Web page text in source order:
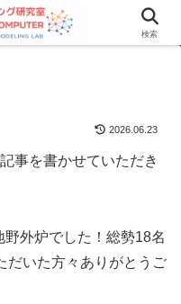
2026.06.23
事を書かせていただき
外炉でした！総勢18名
だいた方々ありがとうご
検索